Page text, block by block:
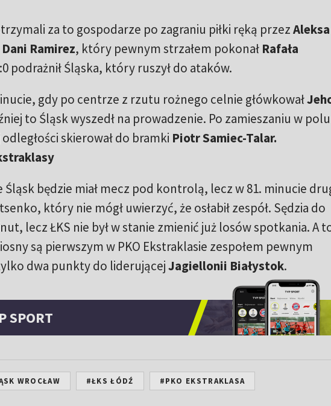
za to gospodarze po zagraniu piłki ręką przezAleksa
Dani Ramirez, który pewnym strzałem pokonał Rafała
podrażnił Śląska, który ruszył do ataków.
gdy po centrze z rzutu rożnego celnie główkował
to Śląsk wyszedł na prowadzenie. Po zamieszaniu w polu
skierował do bramki Piotr Samiec-Talar.
Śląsk będzie miał mecz pod kontrolą, lecz w 81. minucie
który nie mógł uwierzyć, że osłabił zespół. Sędzia do
lecz ŁKS nie był w stanie zmienić już losów spotkania. A
są pierwszym w PKO Ekstraklasie zespołem pewnym
dwa punkty do liderującejJagiellonii Białystok.
SPORT
WROCŁAW #ŁKS ŁÓDŹ #PKO EKSTRAKLASA